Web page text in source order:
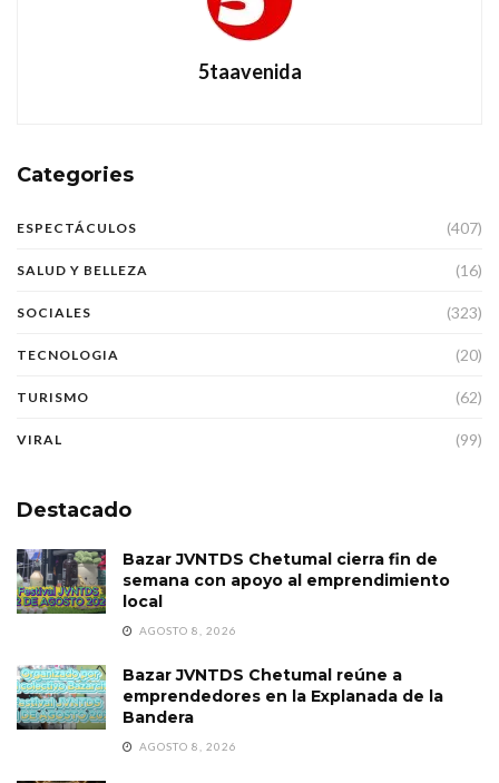
5taavenida
Categories
ESPECTÁCULOS (407)
SALUD Y BELLEZA (16)
SOCIALES (323)
TECNOLOGIA (20)
TURISMO (62)
VIRAL (99)
Destacado
Bazar JVNTDS Chetumal cierra fin de
semana con apoyo al emprendimiento
local
AGOSTO 8, 2026
Bazar JVNTDS Chetumal reúne a
emprendedores en la Explanada de la
Bandera
AGOSTO 8, 2026